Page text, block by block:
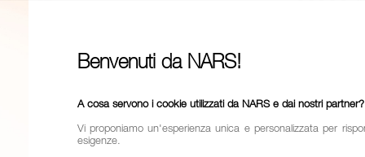
Un
Benvenuti da NARS!
A cosa servono i cookie utilizzati da NARS e dai nostri partner?
Vi proponiamo un'esperienza unica e personalizzata per
esigenze.